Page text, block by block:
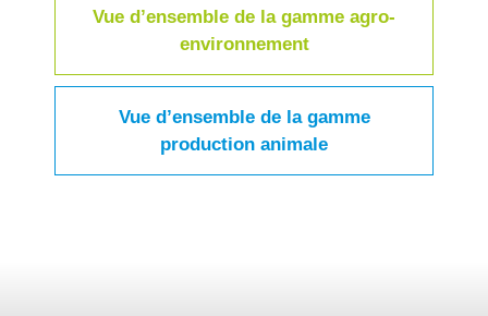
Vue d’ensemble de la gamme agro-
environnement
Vue d’ensemble de la gamme
production animale